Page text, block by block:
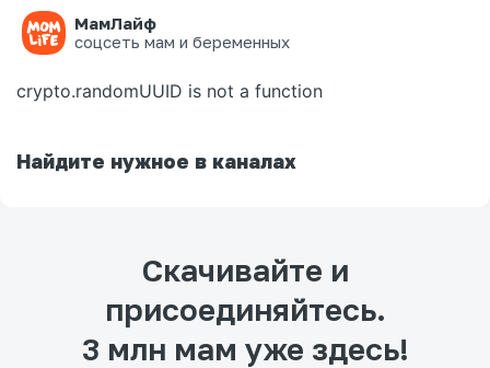
МамЛайф
соцсеть мам и беременных
Ошибка на странице
crypto.randomUUID is not a function
Найдите нужное в каналах
Скачивайте и
присоединяйтесь.
3 млн мам уже здесь!